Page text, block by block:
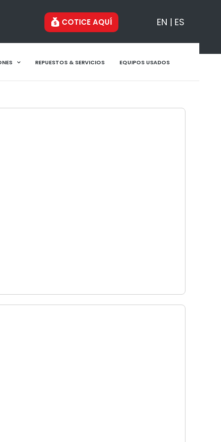
COTICE AQUÍ EN ES
REPUESTOS & SERVICIOS EQUIPOS USADOS